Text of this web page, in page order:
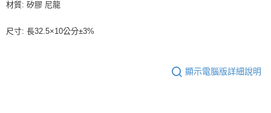
材質: 矽膠 尼龍
尺寸: 長32.5×10公分±3%
顯示電腦版詳細說明